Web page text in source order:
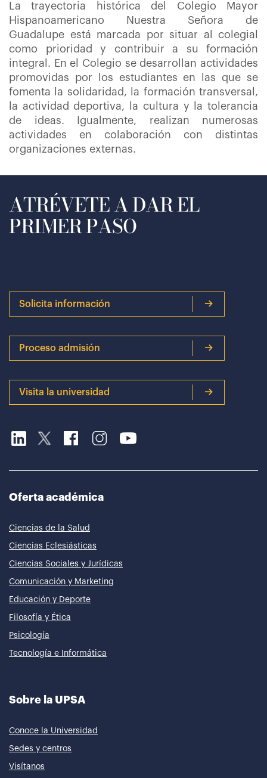
La trayectoria histórica del Colegio Mayor
Hispanoamericano Nuestra Señora de
Guadalupe está marcada por situar al colegial
como prioridad y contribuir a su formación
integral. En el Colegio se desarrollan actividades
promovidas por los estudiantes en las que se
fomenta la solidaridad, la formación transversal,
la actividad deportiva, la cultura y la tolerancia
de ideas. Igualmente, realizan numerosas
actividades en colaboración con distintas
organizaciones externas.
ATRÉVETE A DAR EL
PRIMER PASO
Solicita información
Proceso admisión
Visita la universidad
Oferta académica
Ciencias de la Salud
Ciencias Eclesiásticas
Ciencias Sociales y Jurídicas
Comunicación y Marketing
Educación y Deporte
Filosofía y Ética
Psicología
Tecnología e Informática
Sobre la UPSA
Conoce la Universidad
Sedes y centros
Visítanos